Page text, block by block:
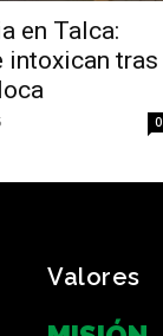
en Talca:
intoxican tras
0
Valores